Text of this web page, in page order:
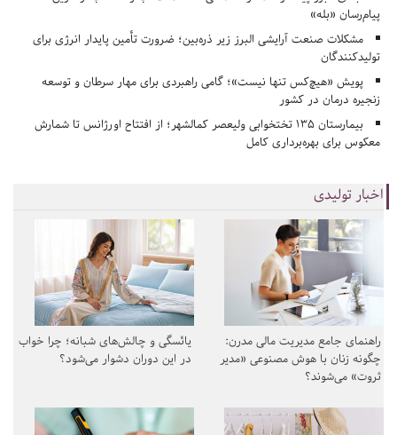
پیام‌رسان «بله»
مشکلات صنعت آرایشی البرز زیر ذره‌بین؛ ضرورت تأمین پایدار انرژی برای
تولیدکنندگان
پویش «هیچ‌کس تنها نیست»؛ گامی راهبردی برای مهار سرطان و توسعه
زنجیره درمان در کشور
بیمارستان ۱۳۵ تختخوابی ولیعصر کمالشهر؛ از افتتاح اورژانس تا شمارش
معکوس برای بهره‌برداری کامل
اخبار تولیدی
راهنمای جامع مدیریت مالی مدرن:
چگونه زنان با هوش مصنوعی «مدیر
ثروت» می‌شوند؟
یائسگی و چالش‌های شبانه؛ چرا خواب
در این دوران دشوار می‌شود؟